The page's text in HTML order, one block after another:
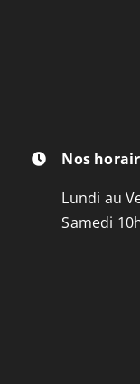
Nos
Lundi au
Samedi